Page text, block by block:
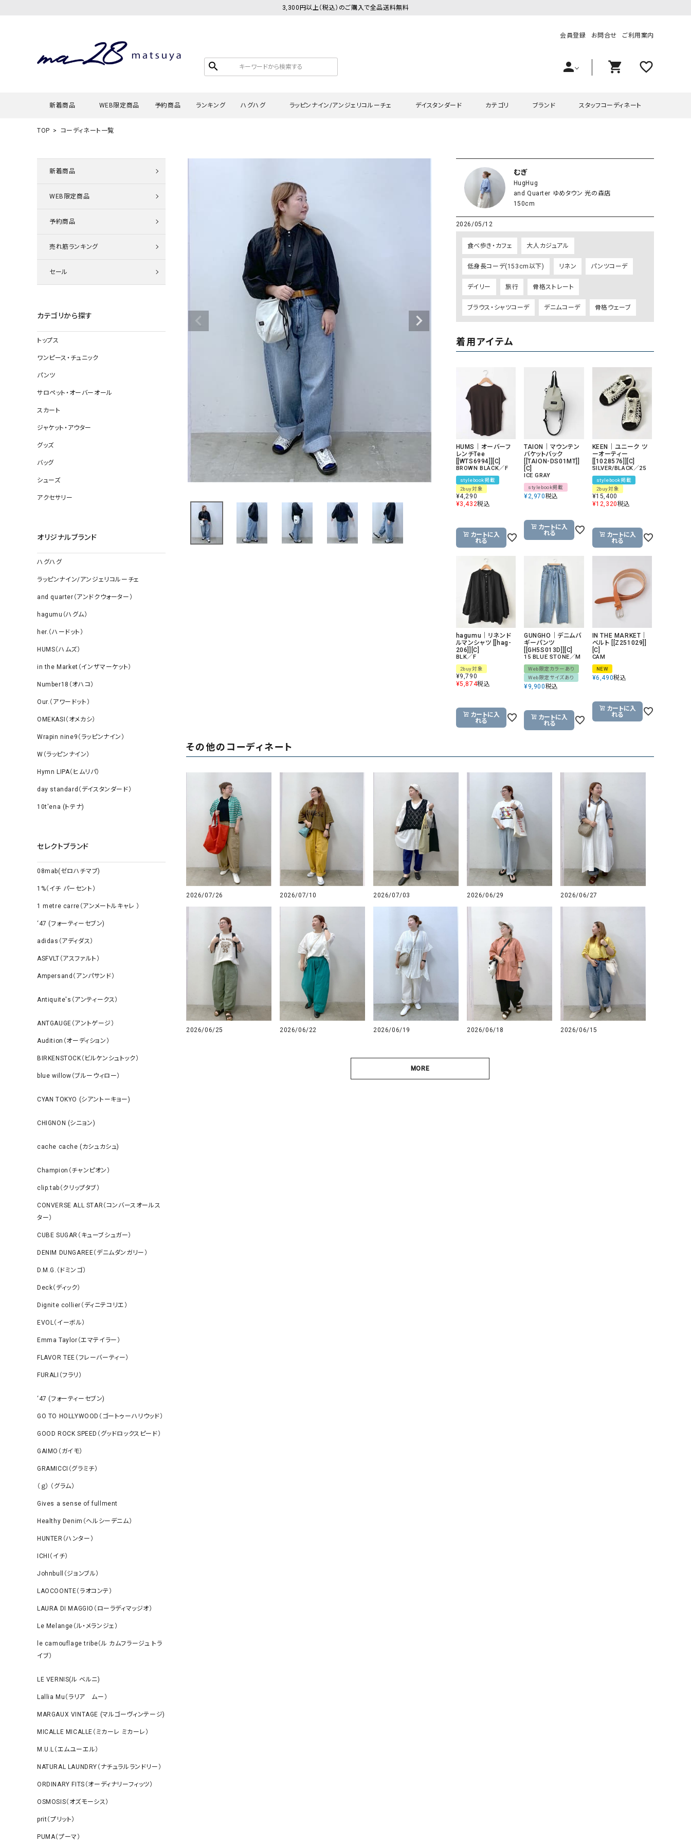
3,300円以上（税込）のご購入で全品送料無料
search
会員登録 お問合せ ご利用案内
person shopping_cart favorite_outline
新着商品 WEB限定商品 予約商品 ランキング ハグハグ
その他のパンツ ロング・マキシ丈
その他スカート
すべて見る
帽子
ラッピンナイン/アンジェリコルーチェ
カーディガン
タンクトップ・キャミソール
デニムパンツ
その他のパンツ
ジャケット
コート
その他アウター
デイスタンダード
チュニック
ロング・マキシ丈
その他スカート
靴
帽子
ソックス・その他雑貨
カテゴリ
ワンピース・チュニック
サロペット・オーバーオール
スカート
ワンピース・チュニック
サロペット・オーバーオール
ジャケット・アウター
ブランド
ラッピンナイン/アンジェリコルーチェ
hagumu（ハグム）
her.（ハードット）
and quarter（アンドクウォーター） HUMS（ハムズ）
day standard（デイスタンダード） 10t'ena (トテナ)
08mab(ゼロハチマブ) Johnbull（ジョンブル）
1 metre carre（アンメートルキャレ ）
LAURA DI MAGGIO（ロー
120%lino（ワンハンドレッドトゥエンティ
ーパーセントリノ）
le camouflage tribe（ル
トライブ）
adidas（アディダス） Lallia Mu（ラリア ムー）
ASFVLT（アスファルト） mizuiro ind（ミズイロ イン
MICALLE MICALLE（ミカ
Antiquite's（アンティークス）
NATURAL LAUNDRY（ナ
リー）
Audition（オーディション）
ORDINARY FITS（オーディ
ツ）
blue willow（ブルーウィロー） prit（プリット）
CUBE SUGAR（キューブシュガー） PUMA（プーマ）
CONVERSE ALL STAR（コンバースオー
ルスター）
Champion（チャンピオン） RED CARD（レッドカード）
DENIM DUNGAREE（デニムダンガリー） SO（エスオー）
Deck（ディック）
EVOL（イーボル）
SCOTCH&SODA（スコッチ
Emma Taylor（エマテイラー）
FLAVOR TEE（フレーバーティー）
GO TO HOLLYWOOD（ゴートゥーハリウ
ッド）
THIRTY（サーティ）
G-STAR RAW（ジースターロウ）
GRAMICCI（グラミチ）
（ｇ） （グラム）
Gives a sense of fullment
HUNTER（ハンター）
ICHI（イチ）
スタッフコーディネート
TOP コーディネート一覧
新着商品
WEB限定商品
予約商品
売れ筋ランキング
セール
カテゴリから探す
トップス
ワンピース・チュニック
パンツ
サロペット・オーバーオール
スカート
ジャケット・アウター
グッズ
バッグ
シューズ
アクセサリー
オリジナルブランド
ハグハグ
ラッピンナイン/アンジェリコルーチェ
and quarter（アンドクウォーター）
hagumu（ハグム）
her.（ハードット）
HUMS（ハムズ）
in the Market（インザマーケット）
Number18（オハコ）
Our.（アワードット）
OMEKASI（オメカシ）
Wrapin nine9（ラッピンナイン）
W（ラッピンナイン）
Hymn LIPA（ヒムリパ）
day standard（デイスタンダード）
10t'ena (トテナ)
セレクトブランド
08mab(ゼロハチマブ)
1%（イチ パーセント）
1 metre carre（アンメートルキャレ ）
‘47 (フォーティーセブン)
adidas（アディダス）
ASFVLT（アスファルト）
Ampersand（アンパサンド）
Antiquite's（アンティークス）
ANTGAUGE（アントゲージ）
Audition（オーディション）
BIRKENSTOCK（ビルケンシュトック）
blue willow（ブルーウィロー）
CYAN TOKYO (シアントーキョー)
CHIGNON (シニョン)
cache cache (カシュカシュ)
Champion（チャンピオン）
clip.tab（クリップタブ）
CONVERSE ALL STAR（コンバースオールス
ター）
CUBE SUGAR（キューブシュガー）
DENIM DUNGAREE（デニムダンガリー）
D.M.G.（ドミンゴ）
Deck（ディック）
Dignite collier（ディニテコリエ）
EVOL（イーボル）
Emma Taylor（エマテイラー）
FLAVOR TEE（フレーバーティー）
FURALI（フラリ）
‘47 (フォーティーセブン)
GO TO HOLLYWOOD（ゴートゥーハリウッド）
GOOD ROCK SPEED（グッドロックスピード）
GAIMO（ガイモ）
GRAMICCI（グラミチ）
（ｇ） （グラム）
Gives a sense of fullment
Healthy Denim（ヘルシーデニム）
HUNTER（ハンター）
ICHI（イチ）
Johnbull（ジョンブル）
LAOCOONTE（ラオコンテ）
LAURA DI MAGGIO（ローラディマッジオ）
Le Melange（ル・メランジェ）
le camouflage tribe（ル カムフラージュ トラ
イブ）
LE VERNIS(ル ベルニ)
Lallia Mu（ラリア ムー）
MARGAUX VINTAGE (マルゴーヴィンテージ)
MICALLE MICALLE（ミカーレ ミカーレ）
M.U.L（エムユーエル）
NATURAL LAUNDRY（ナチュラルランドリー）
ORDINARY FITS（オーディナリーフィッツ）
OSMOSIS（オズモーシス）
prit（プリット）
PUMA（プーマ）
むぎ
HugHug
and Quarter ゆめタウン 光の森店
150cm
2026/05/12
食べ歩き・カフェ 大人カジュアル
低身長コーデ(153cm以下) リネン パンツコーデ
デイリー 旅行 骨格ストレート
ブラウス・シャツコーデ デニムコーデ 骨格ウェーブ
着用アイテム
HUMS｜オーバーフ
レンチTee
[[WTS6994]][C]
BROWN BLACK／F
stylebook掲載
2buy対象
¥4,290
¥3,432税込
カートに入
れる
TAION｜マウンテン
バケットバック
[[TAION-DS01MT]]
[C]
ICE GRAY
stylebook掲載
¥2,970税込
カートに入
れる
KEEN｜ユニーク ツ
ーオーティー
[[1028576]][C]
SILVER/BLACK／25
stylebook掲載
2buy対象
¥15,400
¥12,320税込
カートに入
れる
hagumu｜リネンド
ルマンシャツ [[hag-
206]][C]
BLK／F
2buy対象
¥9,790
¥5,874税込
カートに入
れる
GUNGHO｜デニムバ
ギーパンツ
[[GH5S013D]][C]
15 BLUE STONE／M
Web限定カラーあり
Web限定サイズあり
¥9,900税込
カートに入
れる
IN THE MARKET｜
ベルト [[Z251029]]
[C]
CAM
NEW
¥6,490税込
カートに入
れる
その他のコーディネート
2026/07/26 2026/07/10 2026/07/03 2026/06/29 2026/06/27
2026/06/25 2026/06/22 2026/06/19 2026/06/18 2026/06/15
MORE